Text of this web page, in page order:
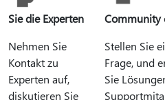
Sie die Experten
Nehmen Sie
Kontakt zu
Experten auf,
diskutieren Sie
Community
Stellen Sie
Frage, und
Sie